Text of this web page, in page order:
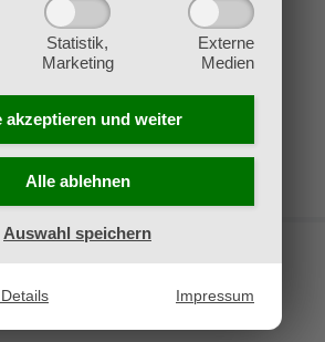
Statistik,
Marketing
Externe
Medien
akzeptieren und weiter
Alle ablehnen
Auswahl speichern
Impressum